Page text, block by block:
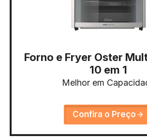
Forno e Fryer Oster
10 em 1
Melhor em
Confira o Preço